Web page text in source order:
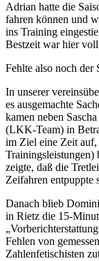
Adrian hatte die
fahren können und
ins Training
Bestzeit war hier
Fehlte also noch der
In unserer
es ausgemachte
kamen neben
(LKK-Team) in
im Ziel eine Zeit auf,
zeigte, daß die
Zeifahren entpuppte
Danach blieb
in Rietz die 15-
Fehlen von
Zahlenfetischisten